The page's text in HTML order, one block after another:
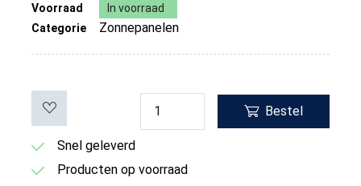
Voorraad
In voorraad
Categorie
Zonnepanelen
Bestel
Snel geleverd
Producten op voorraad